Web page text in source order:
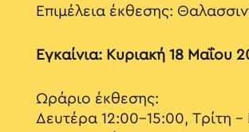
Επιμέλεια έκθεσης:
Εγκαίνια: Κυριακή 18 Μαΐου
Ωράριο έκθεσης:
Δευτέρα 12:00-15:00, Τρίτη